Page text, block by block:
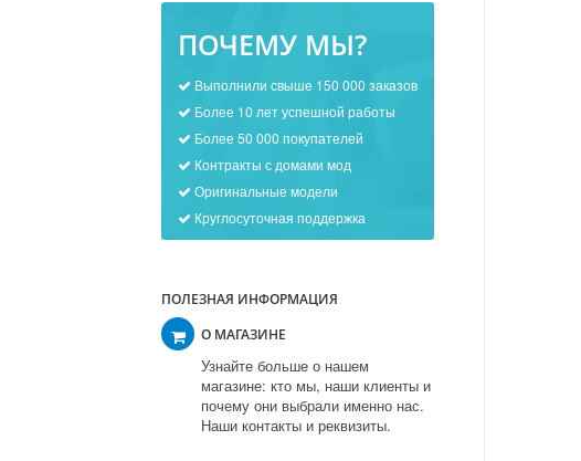
ПОЧЕМУ МЫ?
Выполнили свыше 150 000 заказов
Более 10 лет успешной работы
Более 50 000 покупателей
Контракты с домами мод
Оригинальные модели
Круглосуточная поддержка
ПОЛЕЗНАЯ ИНФОРМАЦИЯ
О МАГАЗИНЕ
Узнайте больше о нашем
магазине: кто мы, наши клиенты и
почему они выбрали именно нас.
Наши контакты и реквизиты.